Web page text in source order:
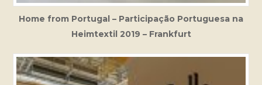
Home from Portugal – Participação Portuguesa na
Heimtextil 2019 – Frankfurt